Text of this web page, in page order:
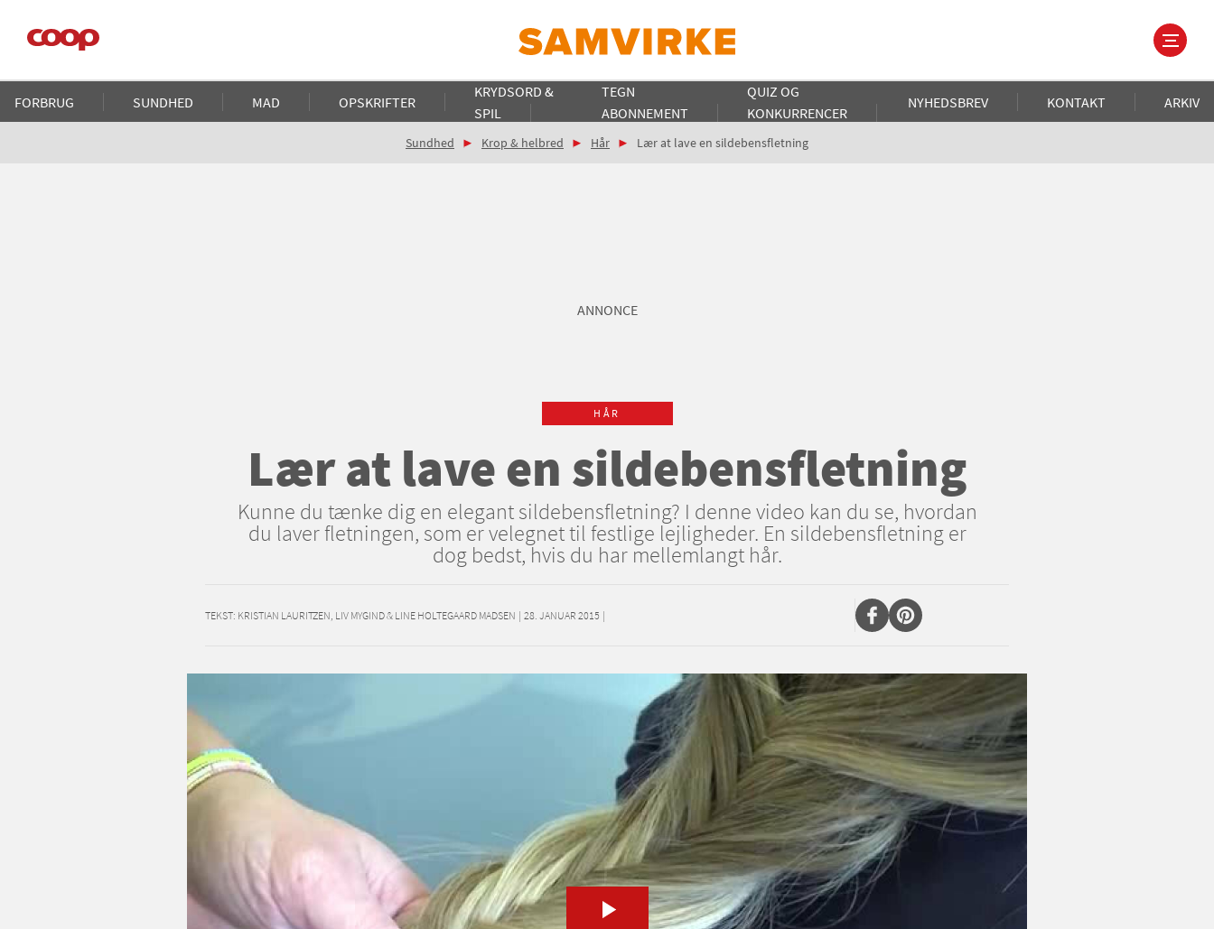
hovedindhold
Main
navigation
FORBRUG SUNDHED MAD OPSKRIFTER
KRYDSORD &
SPIL
TEGN
ABONNEMENT
QUIZ OG
KONKURRENCER
NYHEDSBREV KONTAKT ARKIV
Brødkrumme
Sundhed Krop & helbred Hår Lær at lave en sildebensfletning
ANNONCE
HÅR
Lær at lave en sildebensfletning
Kunne du tænke dig en elegant sildebensfletning? I denne video kan du se, hvordan
du laver fletningen, som er velegnet til festlige lejligheder. En sildebensfletning er
dog bedst, hvis du har mellemlangt hår.
TEKST: KRISTIAN LAURITZEN, LIV MYGIND & LINE HOLTEGAARD MADSEN | 28. JANUAR 2015 |